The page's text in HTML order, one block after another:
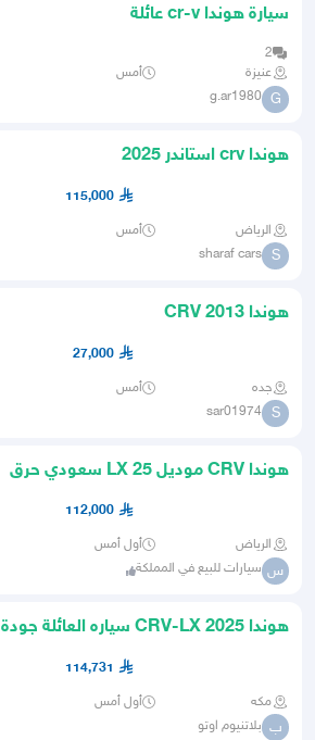
سيارة هوندا cr-v عائلة
2
عنيزة
أمس
G
g.ar1980
هوندا crv استاندر 2025
115,000
الرياض أمس
S
sharaf cars
هوندا CRV 2013
27,000
جده أمس
S
sar01974
هوندا CRV موديل 25 LX سعودي حرق
112,000
الرياض أول أمس
س سيارات للبيع في المملكة
هوندا CRV-LX 2025 سياره العائلة جودة
114,731
مكه أول أمس
ب بلاتنيوم اوتو